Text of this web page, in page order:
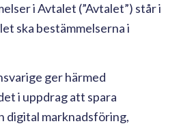
i Avtalet (”Avtalet”) står i
ska bestämmelserna i
ger härmed
i uppdrag att spara
marknadsföring,